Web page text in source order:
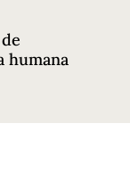
humana